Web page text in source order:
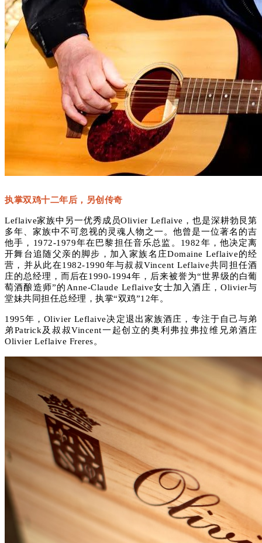
执掌双鸡十二年后，另创传奇
Leflaive家族中另一优秀成员Olivier Leflaive，也是深耕勃艮第
多年、家族中不可忽视的灵魂人物之一。他曾是一位著名的吉
他手，1972-1979年在巴黎担任音乐总监。1982年，他决定离
开舞台追随父亲的脚步，加入家族名庄Domaine Leflaive的经
营，并从此在1982-1990年与叔叔Vincent Leflaive共同担任酒
庄的总经理，而后在1990-1994年，后来被誉为“世界级的白葡
萄酒酿造师”的 Anne-Claude Leflaive女士加入酒庄，Olivier与
堂妹共同担任总经理，执掌“双鸡”12年。
1995年，Olivier Leflaive决定退出家族酒庄，专注于自己与弟
弟Patrick及叔叔Vincent一起创立的奥利弗拉弗拉维兄弟酒庄
Olivier Leflaive Freres。